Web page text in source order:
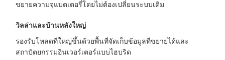
ขยายความจุแบตเตอรี่โดยไม่ต้องเปลี่ยนระบบเดิม
วิลล่าและบ้านหลังใหญ่
รองรับโหลดที่ใหญ่ขึ้นด้วยพื้นที่จัดเก็บข้อมูลที่ขยายได้และ
สถาปัตยกรรมอินเวอร์เตอร์แบบไฮบริด